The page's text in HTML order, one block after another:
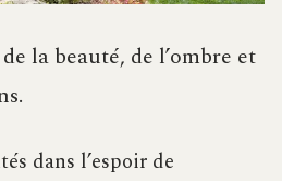
la beauté, de l’ombre et
dans l’espoir de